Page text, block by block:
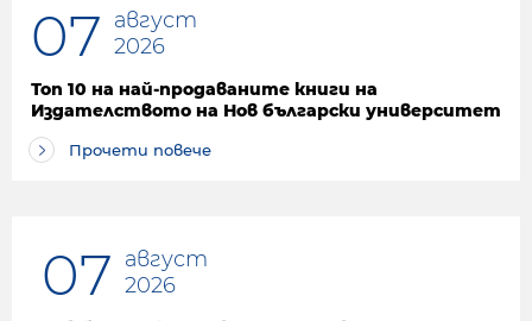
07 август
2026
Топ 10 на най-продаваните книги на
Издателството на Нов български университет
Прочети повече
07 август
2026